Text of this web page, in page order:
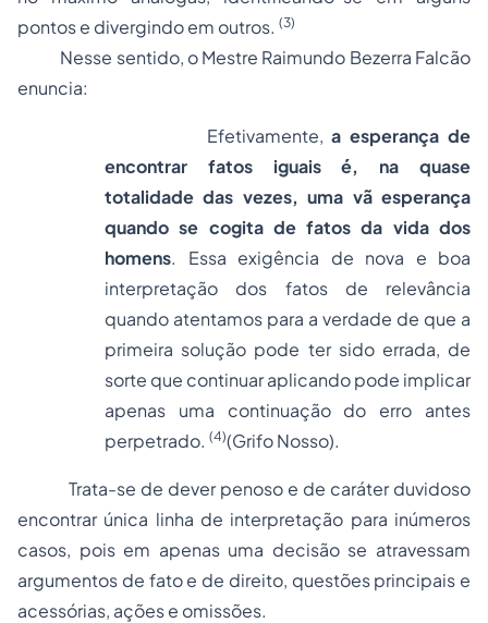
pontos e divergindo em outros. (3)
Nesse sentido, o Mestre Raimundo Bezerra Falcão
enuncia:
Efetivamente,a esperança de
encontrar fatos iguais é, na quase
totalidade das vezes, uma vã esperança
quando se cogita de fatos da vida dos
homens. Essa exigência de nova e boa
interpretação dos fatos de relevância
quando atentamos para a verdade de que a
primeira solução pode ter sido errada, de
sorte que continuar aplicando pode implicar
apenas uma continuação do erro antes
perpetrado. (4)(Grifo Nosso).
Trata-se de dever penoso e de caráter duvidoso
encontrar única linha de interpretação para inúmeros
casos, pois em apenas uma decisão se atravessam
argumentos de fato e de direito, questões principais e
acessórias, ações e omissões.